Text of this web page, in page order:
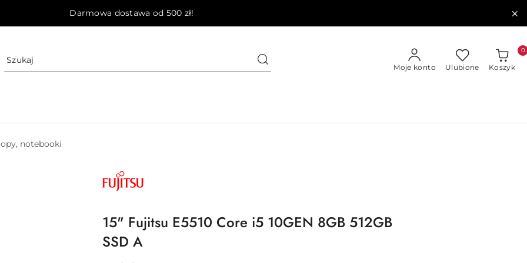
Darmowa dostawa od 500 zł!
Moje konto Ulubione Koszyk
0
notebooki
PRODUCENTA:
FUJITSU
15" Fujitsu E5510 Core i5 10GEN 8GB 512GB
SSD A